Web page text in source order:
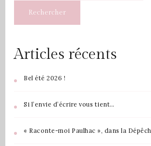
Rechercher
Articles récents
Bel été 2026 !
Si l’envie d’écrire vous tient…
« Raconte-moi Paulhac », dans la